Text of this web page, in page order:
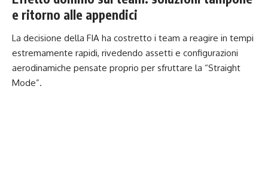
e ritorno alle appendici
La decisione della FIA ha costretto i team a reagire in tempi
estremamente rapidi, rivedendo assetti e configurazioni
aerodinamiche pensate proprio per sfruttare la “Straight
Mode”.